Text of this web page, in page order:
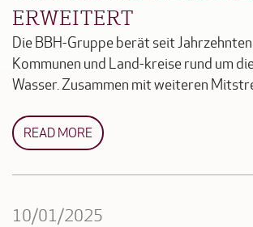
RWEITERT
Die BBH-Gruppe berät seit
Kommunen und Land-kreise rund um
Wasser. Zusammen mit weiteren
READ MORE
10/01/2025